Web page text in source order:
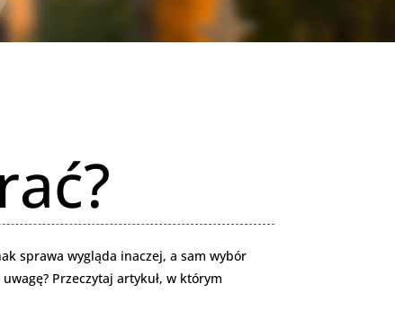
sprawa wygląda inaczej, a sam wybór
Przeczytaj artykuł, w którym